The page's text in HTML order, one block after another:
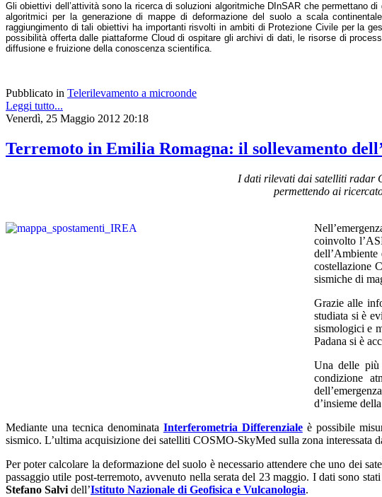
Gli obiettivi dell’attività sono la ricerca di soluzioni algoritmiche DInSAR che permettano
algoritmici per la generazione di mappe di deformazione del suolo a scala
raggiungimento di tali obiettivi ha importanti risvolti in ambiti di Protezione Civile per la
possibilità offerta dalle piattaforme Cloud di ospitare gli archivi di dati, le risorse di
diffusione e fruizione della conoscenza scientifica.
Pubblicato in Telerilevamento a microonde
Leggi tutto...
Venerdì, 25 Maggio 2012 20:18
Terremoto in Emilia Romagna: il sollevamento
I dati rilevati dai satelliti radar
permettendo ai
coinvolto
costellazione
sismiche di
Grazie alle
studiata si è
sismologici e
Padana si è
Una delle più
condizione
d’insieme
Mediante una tecnica denominata Interferometria Differenzialeè possibile
sismico. L’ultima acquisizione dei satelliti COSMO-SkyMed sulla zona interessata
Per poter calcolare la deformazione del suolo è necessario attendere che uno dei
passaggio utile post-terremoto, avvenuto nella serata del 23 maggio. I dati sono
Stefano Salvi dell’Istituto Nazionale di Geofisica e Vulcanologia.